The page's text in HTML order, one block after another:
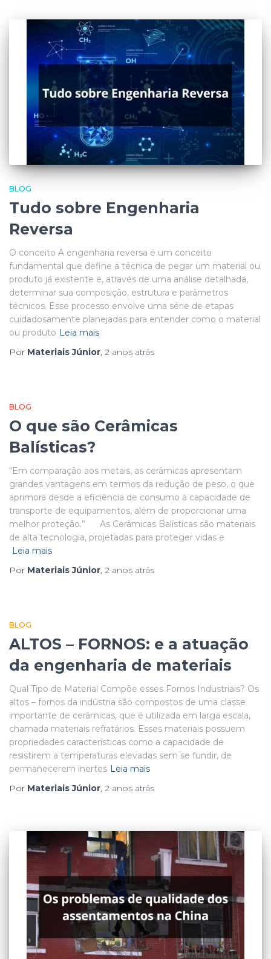
BLOG
Tudo sobre Engenharia
Reversa
O conceito A engenharia reversa é um conceito
fundamental que define a técnica de pegar um material ou
produto já existente e, através de uma análise detalhada,
determinar sua composição, estrutura e parâmetros
técnicos. Esse processo envolve uma série de etapas
cuidadosamente planejadas para entender como o material
ou produto Leia mais
Por Materiais Júnior, 2 anos atrás
BLOG
O que são Cerâmicas
Balísticas?
“Em comparação aos metais, as cerâmicas apresentam
grandes vantagens em termos da redução de peso, o que
aprimora desde a eficiência de consumo à capacidade de
transporte de equipamentos, além de proporcionar uma
melhor proteção.” As Cerâmicas Balísticas são materiais
de alta tecnologia, projetadas para proteger vidas e
Leia mais
Por Materiais Júnior, 2 anos atrás
BLOG
ALTOS – FORNOS: e a atuação
da engenharia de materiais
Qual Tipo de Material Compõe esses Fornos Industriais? Os
altos – fornos da indústria são compostos de uma classe
importante de cerâmicas, que é utilizada em larga escala,
chamada materiais refratários. Esses materiais possuem
propriedades características como a capacidade de
resistirem a temperaturas elevadas sem se fundir, de
permanecerem inertes Leia mais
Por Materiais Júnior, 2 anos atrás